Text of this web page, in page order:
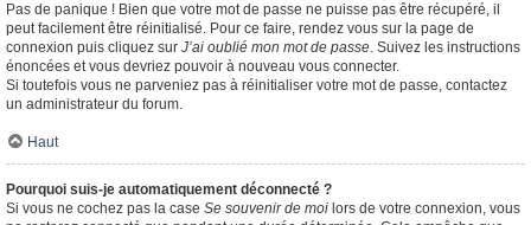
Pas de panique ! Bien que votre mot de passe ne puisse pas être récupéré, il
peut facilement être réinitialisé. Pour ce faire, rendez vous sur la page de
connexion puis cliquez sur J’ai oublié mon mot de passe. Suivez les instructions
énoncées et vous devriez pouvoir à nouveau vous connecter.
Si toutefois vous ne parveniez pas à réinitialiser votre mot de passe, contactez
un administrateur du forum.
Haut
Pourquoi suis-je automatiquement déconnecté ?
Si vous ne cochez pas la case Se souvenir de moi lors de votre connexion, vous